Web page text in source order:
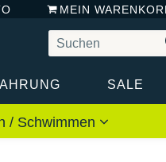
MEIN
SALE
/ Schwimmen